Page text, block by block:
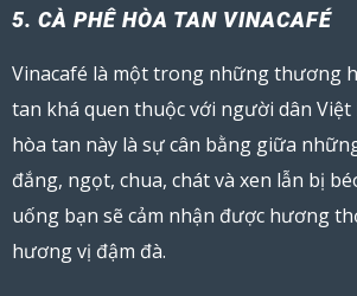
5. CÀ PHÊ HÒA TAN VINACAFÉ
Vinacafé là một trong những thương
tan khá quen thuộc với người dân Việt
hòa tan này là sự cân bằng giữa
đắng, ngọt, chua, chát và xen lẫn bị
uống bạn sẽ cảm nhận được hương
hương vị đậm đà.